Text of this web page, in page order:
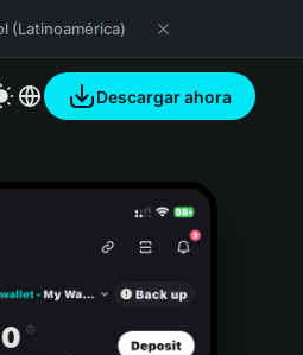
(Latinoamérica)
Descargar ahora